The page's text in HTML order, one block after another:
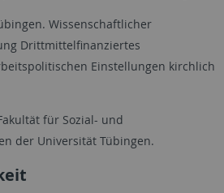
Wissenschaftlicher
Drittmittelfinanziertes
Einstellungen kirchlich
für Sozial- und
der Universität Tübingen.